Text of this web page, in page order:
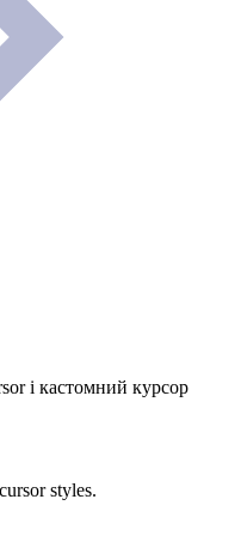
і кастомний курсор
styles.